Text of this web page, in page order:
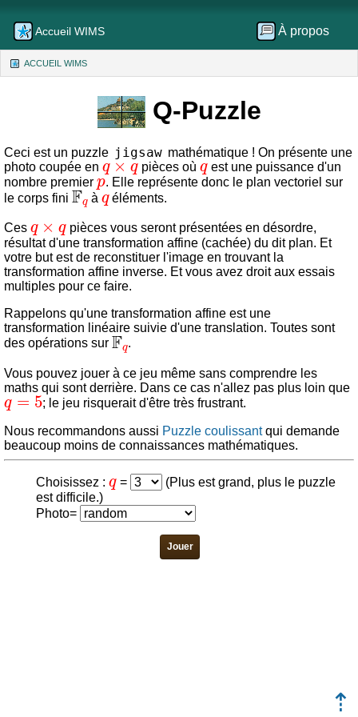
Accueil WIMS À propos
ACCUEIL WIMS(CURRENT)
Q-Puzzle
Ceci est un puzzle jigsaw mathématique ! On présente une
photo coupée en
q ×q
pièces où
q
est une puissance d'un
nombre premier
p
. Elle représente donc le plan vectoriel sur
le corps fini
𝔽q
à
q
éléments.
Ces
× q
pièces vous seront présentées en désordre,
résultat d'une transformation affine (cachée) du dit plan. Et
votre but est de reconstituer l'image en trouvant la
transformation affine inverse. Et vous avez droit aux essais
multiples pour ce faire.
Rappelons qu'une transformation affine est une
transformation linéaire suivie d'une translation. Toutes sont
des opérations sur
𝔽q
.
Vous pouvez jouer à ce jeu même sans comprendre les
maths qui sont derrière. Dans ce cas n'allez pas plus loin que
q=5
; le jeu risquerait d'être très frustrant.
Nous recommandons aussi Puzzle coulissantqui demande
beaucoup moins de connaissances mathématiques.
Choisissez : =
(Plus est grand, plus le puzzle
est difficile.)
Photo=